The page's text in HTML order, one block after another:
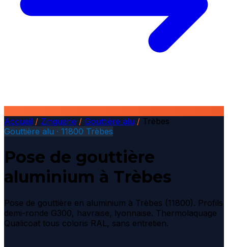
Accueil / Zinguerie / Gouttière alu / Trèbes
Gouttière alu · 11800 Trèbes
Pose de gouttière
aluminium à Trèbes
Pose de gouttière en aluminium à Trèbes (11800). Profils
demi-ronde G300, havraise, lyonnaise. Thermolaquage
Qualicoat tous coloris RAL, sans entretien.